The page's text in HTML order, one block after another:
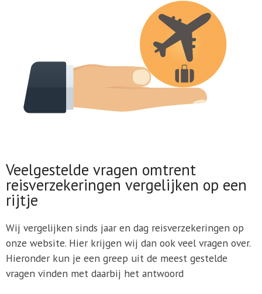
Veelgestelde vragen omtrent
reisverzekeringen vergelijken op een
rijtje
Wij vergelijken sinds jaar en dag reisverzekeringen op
onze website. Hier krijgen wij dan ook veel vragen over.
Hieronder kun je een greep uit de meest gestelde
vragen vinden met daarbij het antwoord